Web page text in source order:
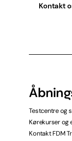
Kontakt
Testcentre og
Kørekurser og
Kontakt FDM